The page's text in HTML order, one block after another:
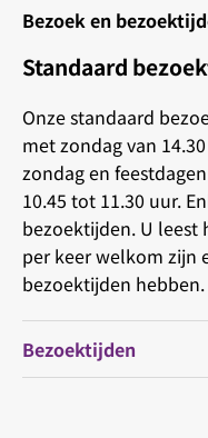
Bezoek en
Standaard
Onze standaard
met zondag van
zondag en
10.45 tot 11.30 uur.
bezoektijden. U leest
per keer welkom zijn
bezoektijden hebben.
Bezoektijden